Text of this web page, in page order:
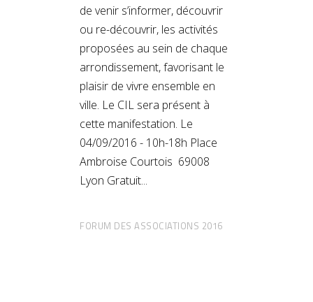
de venir s’informer, découvrir
ou re-découvrir, les activités
proposées au sein de chaque
arrondissement, favorisant le
plaisir de vivre ensemble en
ville. Le CIL sera présent à
cette manifestation. Le
04/09/2016 - 10h-18h Place
Ambroise Courtois 69008
Lyon Gratuit
FORUM DES ASSOCIATIONS 2016